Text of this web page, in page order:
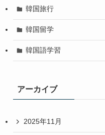
韓国旅行
韓国留学
韓国語学習
アーカイブ
2025年11月